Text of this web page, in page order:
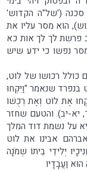
סכנה ('של"ה הקדוש'
הוא מסר עליו את
פרשת לך לך אות כא
נפשו כי ידע שיש
כולל רכושו של לוט,
בנפרד שנאמר "וַיִּקְחוּ
אֶת לוֹט וְאֶת רְכֻשׁוֹ
יא-יב). והטעם שחזר
על נשמת דוד המלך
אבינו את לוט
יְלִידֵי בֵיתוֹ שְׁמֹנָה
וַעֲבָדָיו